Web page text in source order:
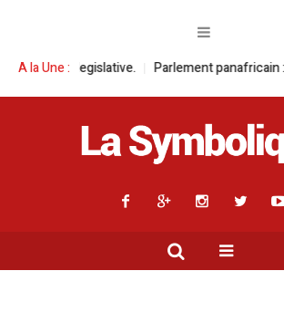
A la Une :
Parlement panafricain : à Johannesburg,